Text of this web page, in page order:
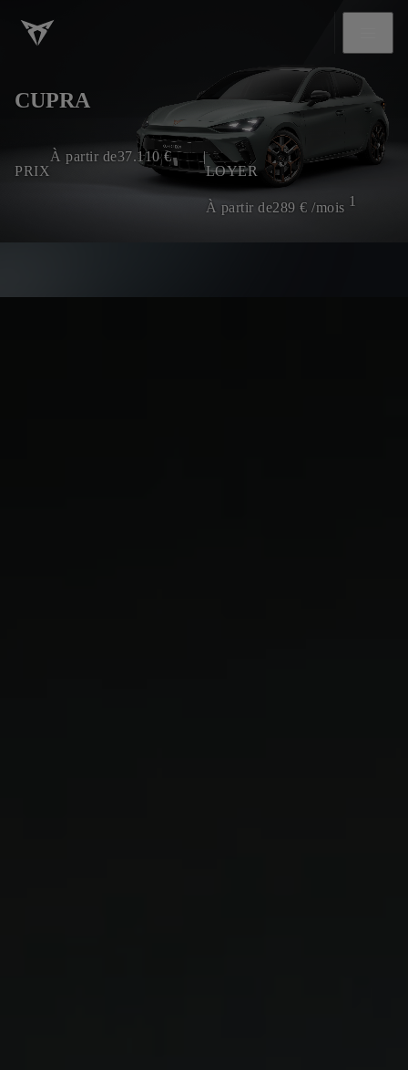
CUPRA
PRIX
À partir de37.110€
|
LOYER
À partir de289 € /mois 1